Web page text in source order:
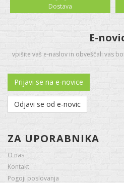
Dostava
E-
vpišite vaš e-naslov in obveščali vas
Prijavi se na e-novice
Odjavi se od e-novic
ZA UPORABNIKA
O nas
Kontakt
Pogoji poslovanja